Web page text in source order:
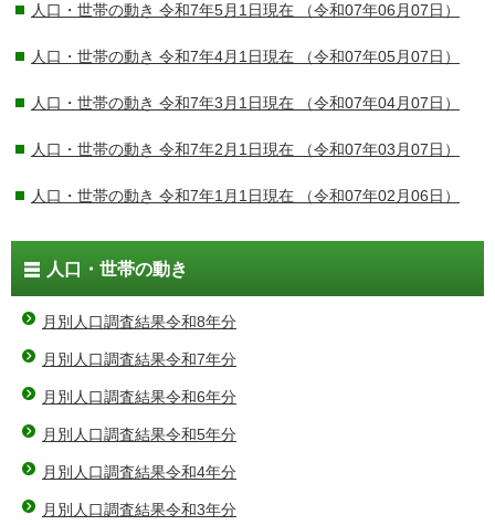
人口・世帯の動き 令和7年5月1日現在 （令和07年06月07日）
人口・世帯の動き 令和7年4月1日現在 （令和07年05月07日）
人口・世帯の動き 令和7年3月1日現在 （令和07年04月07日）
人口・世帯の動き 令和7年2月1日現在 （令和07年03月07日）
人口・世帯の動き 令和7年1月1日現在 （令和07年02月06日）
人口・世帯の動き
月別人口調査結果令和8年分
月別人口調査結果令和7年分
月別人口調査結果令和6年分
月別人口調査結果令和5年分
月別人口調査結果令和4年分
月別人口調査結果令和3年分